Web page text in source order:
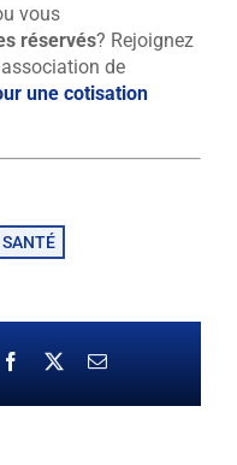
vous
réservés? Rejoignez
de
une cotisation
SANTÉ